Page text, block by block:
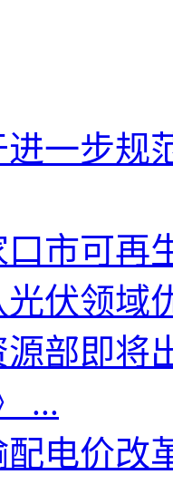
一步规
市可再
伏领域
部即将
...
电价改